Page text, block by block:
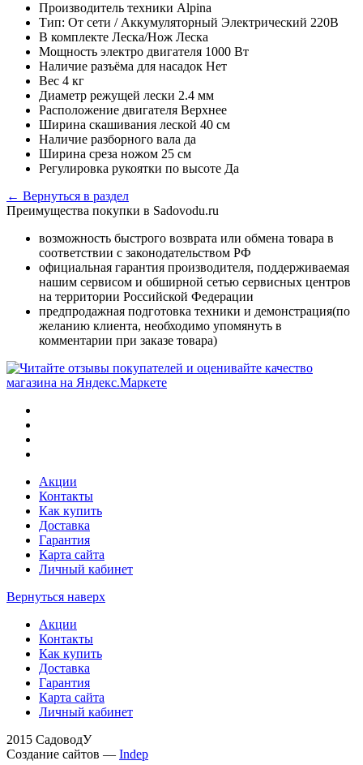
Производитель техники Alpina
Тип: От сети / Аккумуляторный Электрический 220В
В комплекте Леска/Нож Леска
Мощность электро двигателя 1000 Вт
Наличие разъёма для насадок Нет
Вес 4 кг
Диаметр режущей лески 2.4 мм
Расположение двигателя Верхнее
Ширина скашивания леской 40 см
Наличие разборного вала да
Ширина среза ножом 25 см
Регулировка рукоятки по высоте Да
← Вернуться в раздел
Преимущества покупки в Sadovodu.ru
возможность быстрого возврата или обмена товара в
соответствии с законодательством РФ
официальная гарантия производителя, поддерживаемая
нашим сервисом и обширной сетью сервисных центров
на территории Российской Федерации
предпродажная подготовка техники и демонстрация(по
желанию клиента, необходимо упомянуть в
комментарии при заказе товара)
Акции
Контакты
Как купить
Доставка
Гарантия
Карта сайта
Личный кабинет
Вернуться наверх
Акции
Контакты
Как купить
Доставка
Гарантия
Карта сайта
Личный кабинет
2015 СадоводУ
Создание сайтов — Indep